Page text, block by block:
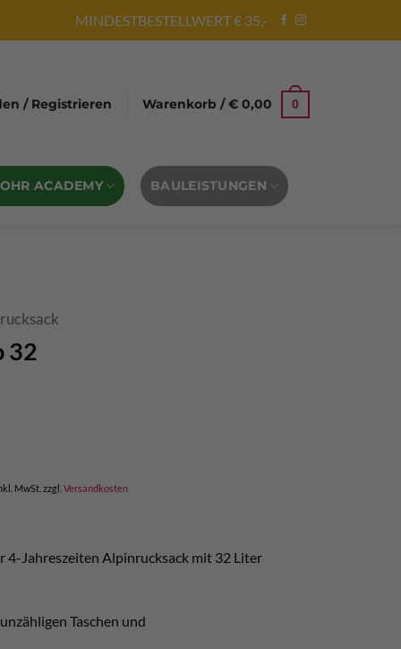
MINDESTBESTELLWERT € 35,-
/ Registrieren Warenkorb /€ 0,00 0
ACADEMY BAULEISTUNGEN
32
MwSt. zzgl. Versandkosten
Jahreszeiten Alpinrucksack mit 32 Liter
Taschen und